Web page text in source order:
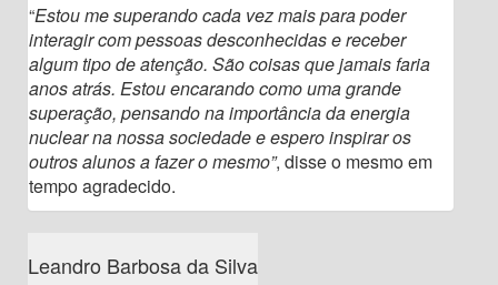
“Estou me superando cada vez mais para poder
interagir com pessoas desconhecidas e receber
algum tipo de atenção. São coisas que jamais faria
anos atrás. Estou encarando como uma grande
superação, pensando na importância da energia
nuclear na nossa sociedade e espero inspirar os
outros alunos a fazer o mesmo”, disse o mesmo em
tempo agradecido.
Leandro Barbosa da Silva